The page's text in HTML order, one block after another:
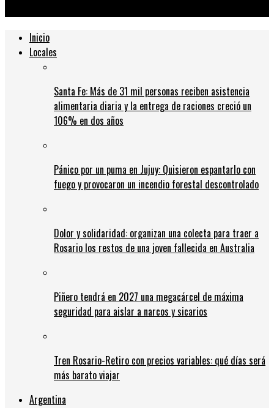
Inicio
Locales
Santa Fe: Más de 31 mil personas reciben asistencia
alimentaria diaria y la entrega de raciones creció un
106% en dos años
Pánico por un puma en Jujuy: Quisieron espantarlo con
fuego y provocaron un incendio forestal descontrolado
Dolor y solidaridad: organizan una colecta para traer a
Rosario los restos de una joven fallecida en Australia
Piñero tendrá en 2027 una megacárcel de máxima
seguridad para aislar a narcos y sicarios
Tren Rosario-Retiro con precios variables: qué días será
más barato viajar
Argentina